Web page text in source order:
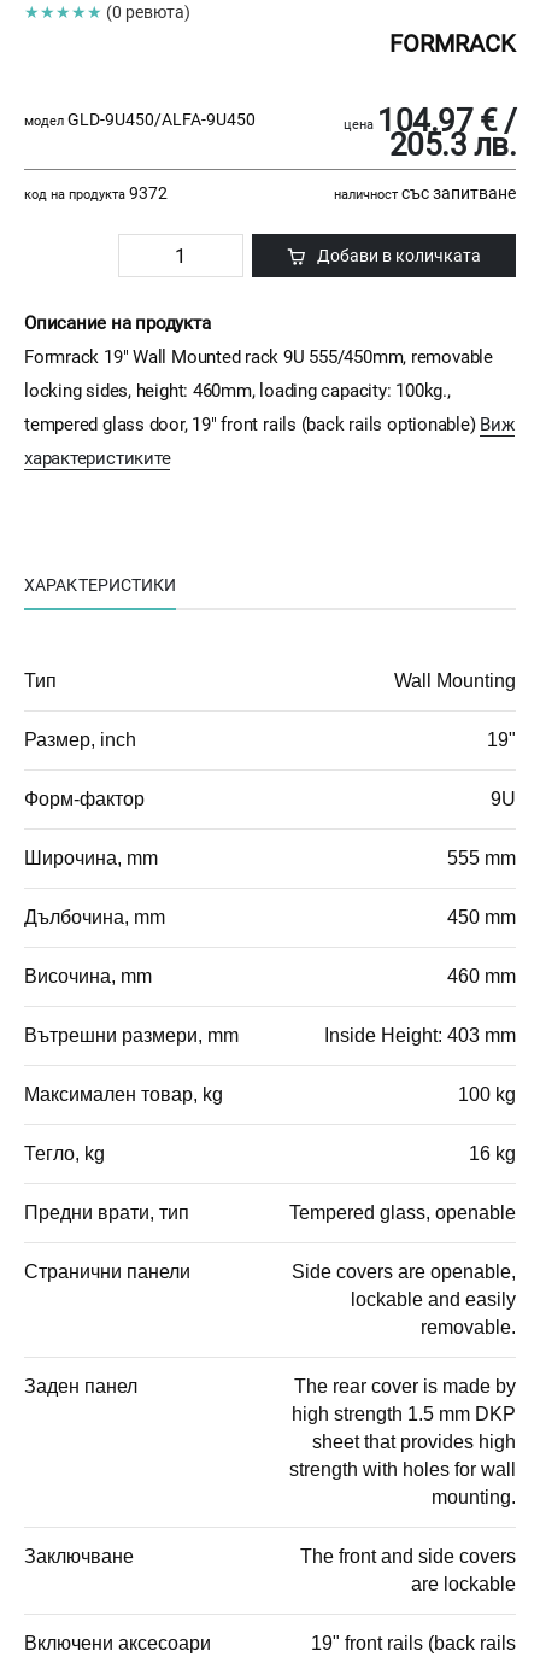
★★★★★ (0 ревюта)
FORMRACK
модел GLD-9U450/ALFA-9U450 цена 104.97 € /
205.3 лв.
код на продукта 9372 наличност със запитване
Добави в количката
Описание на продукта
Formrack 19" Wall Mounted rack 9U 555/450mm, removable
locking sides, height: 460mm, loading capacity: 100kg.,
tempered glass door, 19" front rails (back rails optionable) Виж
характеристиките
ХАРАКТЕРИСТИКИ
Тип Wall Mounting
Размер, inch 19"
Форм-фактор 9U
Широчина, mm 555 mm
Дълбочина, mm 450 mm
Височина, mm 460 mm
Вътрешни размери, mm Inside Height: 403 mm
Максимален товар, kg 100 kg
Тегло, kg 16 kg
Предни врати, тип Tempered glass, openable
Странични панели
Side covers are openable,
lockable and easily
removable.
Заден панел
The rear cover is made by
high strength 1.5 mm DKP
sheet that provides high
strength with holes for wall
mounting.
Заключване
The front and side covers
are lockable
Включени аксесоари 19" front rails (back rails